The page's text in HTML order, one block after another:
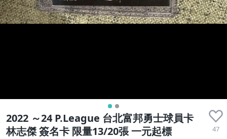
2022 ～24 P.League 台北富邦勇士球員卡
林志傑 簽名卡 限量13/20張 一元起標
47